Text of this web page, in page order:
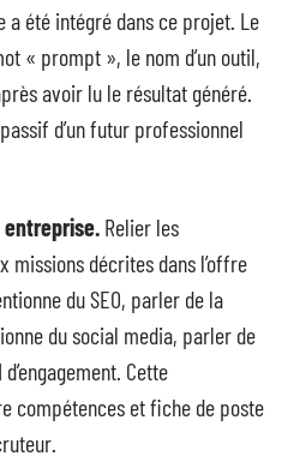
été intégré dans ce projet. Le
« prompt », le nom d’un outil,
avoir lu le résultat généré.
d’un futur professionnel
Relier les
missions décrites dans l’offre
du SEO, parler de la
du social media, parler de
Cette
compétences et fiche de poste